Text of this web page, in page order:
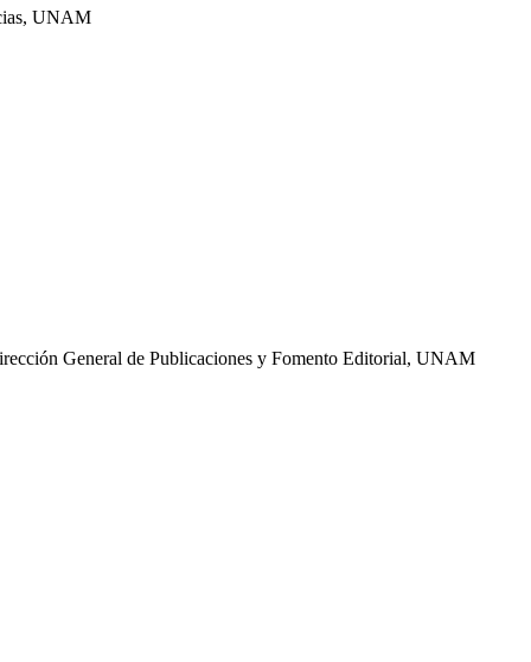
UNAM
General de Publicaciones y Fomento Editorial, UNAM